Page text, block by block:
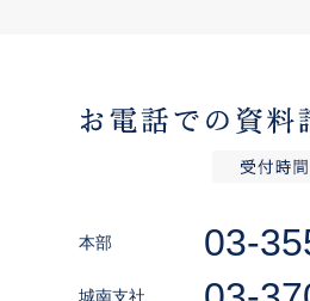
本部 03-
城南支社